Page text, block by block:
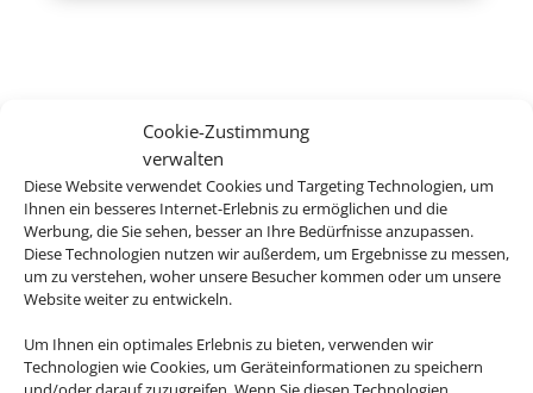
Cookie-Zustimmung
verwalten
Diese Website verwendet Cookies und Targeting Technologien, um
Ihnen ein besseres Internet-Erlebnis zu ermöglichen und die
Werbung, die Sie sehen, besser an Ihre Bedürfnisse anzupassen.
Diese Technologien nutzen wir außerdem, um Ergebnisse zu messen,
um zu verstehen, woher unsere Besucher kommen oder um unsere
Website weiter zu entwickeln.
Um Ihnen ein optimales Erlebnis zu bieten, verwenden wir
Technologien wie Cookies, um Geräteinformationen zu speichern
und/oder darauf zuzugreifen. Wenn Sie diesen Technologien